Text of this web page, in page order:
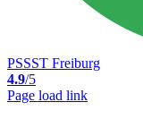
PSSST Freiburg
4.9/5
Page load link